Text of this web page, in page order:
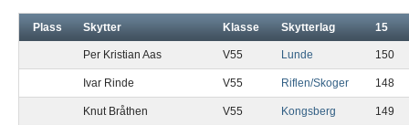
Plass Skytter Klasse Skytterlag 15
Per Kristian Aas V55 Lunde 150
Ivar Rinde V55 Riflen/Skoger 148
Knut Bråthen V55 Kongsberg 149